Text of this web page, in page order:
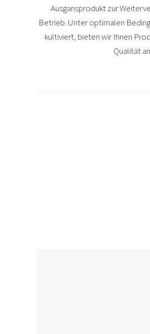
Ausgansprodukt zur
Betrieb. Unter optimalen
kultiviert, bieten wir Ihnen
Qualität